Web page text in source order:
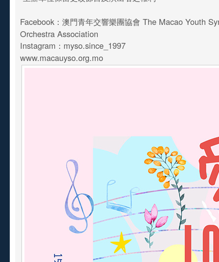
Facebook：澳門青年交響樂團協會 The Macao Youth
Orchestra Association
Instagram：myso.since_1997
www.macauyso.org.mo